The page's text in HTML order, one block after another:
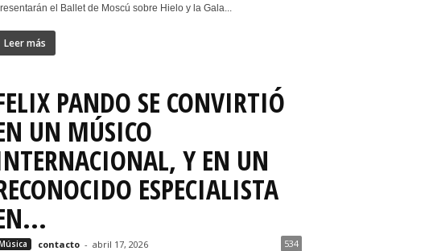
el Ballet de Moscú sobre Hielo y la Gala...
Leer más
PANDO SE CONVIRTIÓ
UN MÚSICO
Y EN UN
ESPECIALISTA
contacto - abril 17, 2026 534